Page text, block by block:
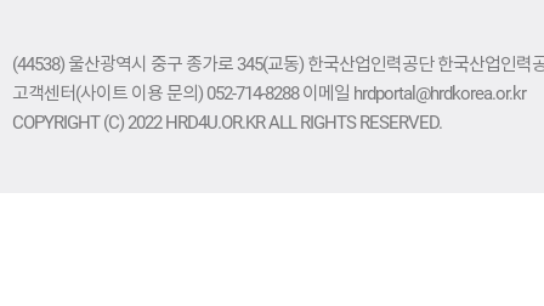
(44538) 울산광역시 중구 종가로 345(교동) 한국산업인력공단 한국산업인력
고객센터(사이트 이용 문의) 052-714-8288 이메일 hrdportal@hrdkorea.or.kr
COPYRIGHT (C) 2022 HRD4U.OR.KR ALL RIGHTS RESERVED.